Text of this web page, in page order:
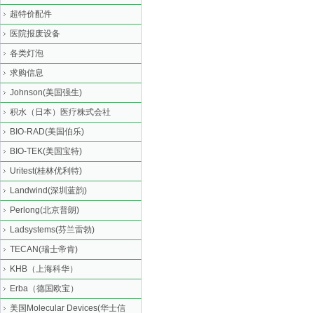
超特价配件
医院报废设备
各类灯泡
求购信息
Johnson(美国强生)
积水（日本）医疗株式会社
BIO-RAD(美国伯乐)
BIO-TEK(美国宝特)
Uritest(桂林优利特)
Landwind(深圳蓝韵)
Perlong(北京普朗)
Ladsystems(芬兰雷勃)
TECAN(瑞士帝肯)
KHB（上海科华）
Erba（德国欧宝）
美国Molecular Devices(华士信